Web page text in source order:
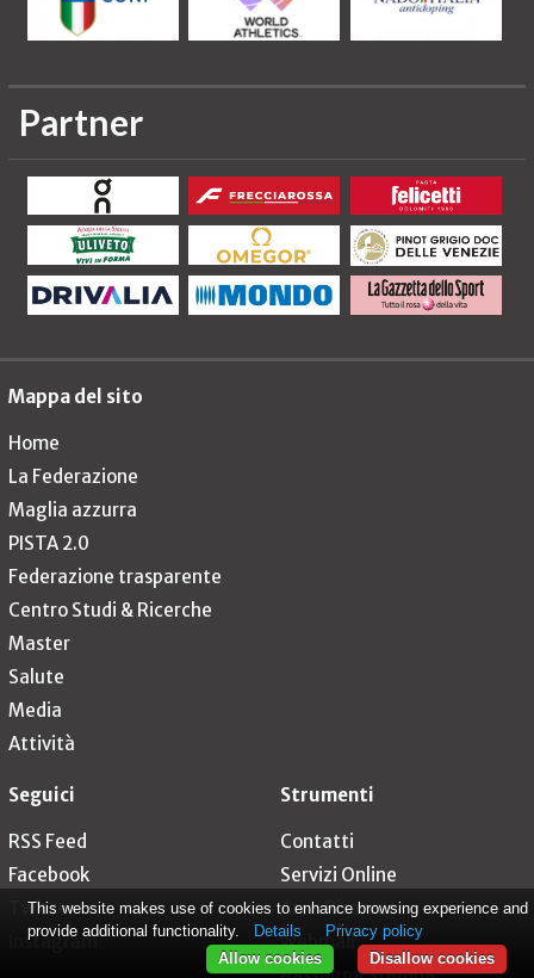
Partner
Mappa del sito
Home
La Federazione
Maglia azzurra
PISTA 2.0
Federazione trasparente
Centro Studi & Ricerche
Master
Salute
Media
Attività
Seguici
RSS Feed
Facebook
Twitter
Instagram
Strumenti
Contatti
Servizi Online
Area Riservata
Webmail
This website makes use of cookies to enhance browsing experience and
provide additional functionality.
Details
Privacy policy
Disallow cookies
Allow cookies